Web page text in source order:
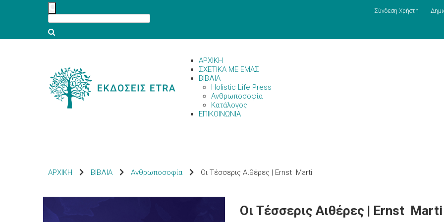
Σύνδεση Χρήστη
ΑΡΧΙΚΗ
ΣΧΕΤΙΚΑ ΜΕ ΕΜΑΣ
ΒΙΒΛΙΑ
Holistic Life Press
Ανθρωποσοφία
Κατάλογος
ΕΠΙΚΟΙΝΩΝΙΑ
ΑΡΧΙΚΗ ΒΙΒΛΙΑ Ανθρωποσοφία Οι Τέσσερις Αιθέρες | Ernst Marti
Οι Τέσσερις Αιθέρες | Ernst Marti